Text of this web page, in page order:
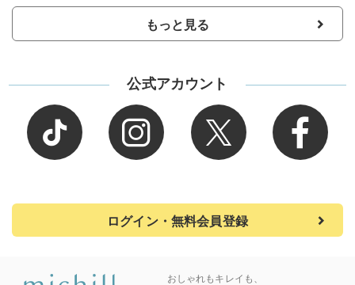
もっと見る
公式アカウント
ログイン・無料会員登録
おしゃれもキレイも、